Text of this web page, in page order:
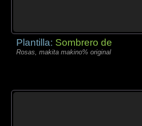
Plantilla: Sombrero de
Rosas, makita makino% original